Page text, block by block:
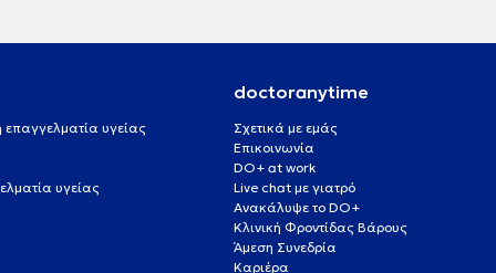
επαγγελματία υγείας
υγείας
doctoranytime
Σχετικά με εμάς
Επικοινωνία
DO+ at work
Live chat με γιατρό
Ανακάλυψε το DO+
Κλινική Φροντίδας Βάρους
Άμεση Συνεδρία
Καριέρα